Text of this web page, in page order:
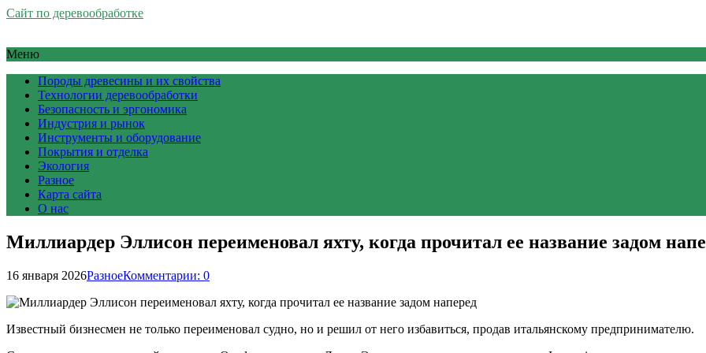
Сайт по деревообработке
Меню
Породы древесины и их свойства
Технологии деревообработки
Безопасность и эргономика
Индустрия и рынок
Инструменты и оборудование
Покрытия и отделка
Экология
Разное
Карта сайта
О нас
Миллиардер Эллисон переименовал яхту, когда прочитал ее название задом
16 января 2026РазноеКомментарии: 0
Известный бизнесмен не только переименовал судно, но и решил от него избавиться, продав итальянскому предпринимателю.